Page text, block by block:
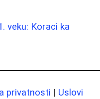
veku: Koraci ka
privatnosti | Uslovi